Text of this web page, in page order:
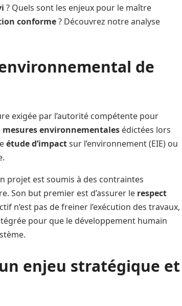
? Quels sont les enjeux pour le maître
conforme? Découvrez notre analyse
de
exigée par l’autorité compétente pour
mesures environnementales édictées lors
étude d’impactsur l’environnement (EIE) ou
projet est soumis à des contraintes
Son but premier est d’assurer le respect
n’est pas de freiner l’exécution des travaux,
pour que le développement humain
enjeu stratégique et